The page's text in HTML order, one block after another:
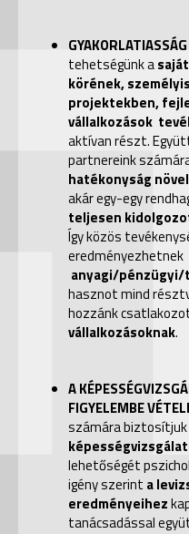
tehetségünk a
körének,
projektekben,
vállalkozások
aktívan részt.
partnereink
hatékonyság
akár egy-egy
teljesen
Így közös
eredményezhetnek
anyagi/
hasznot mind
hozzánk
vállalkozásoknak.
A
FIGYELEMBE
számárabiztosítjuk
lehetőségét
igény szerint a
eredményeihez
tanácsadással